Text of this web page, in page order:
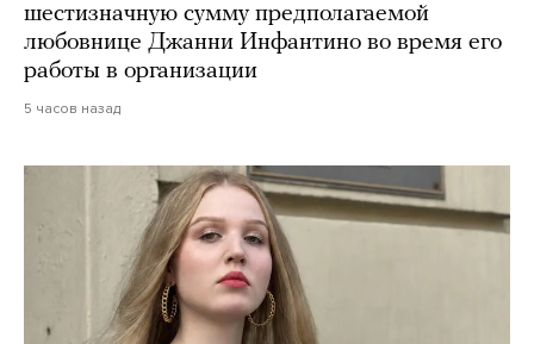
шестизначную сумму предполагаемой
любовнице Джанни Инфантино во время его
работы в организации
5 часов назад